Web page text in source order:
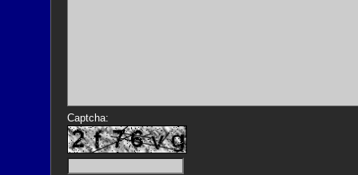
Captcha: